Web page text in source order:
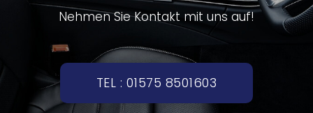
Nehmen Sie Kontakt mit uns auf!
TEL : 01575 8501603